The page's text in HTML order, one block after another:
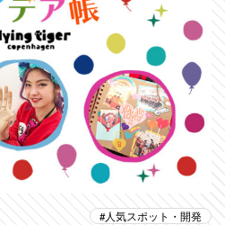
人気スポット・開発